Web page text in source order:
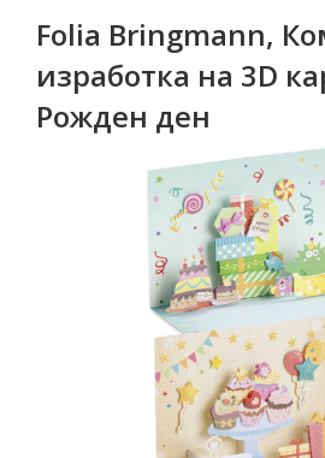
Folia Bringmann,
изработка на 3D
Рожден ден